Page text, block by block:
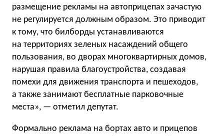
размещение рекламы на автоприцепах зачастую
не регулируется должным образом. Это приводит
к тому, что билборды устанавливаются
на территориях зеленых насаждений общего
пользования, во дворах многоквартирных домов,
нарушая правила благоустройства, создавая
помехи для движения транспорта и пешеходов,
а также занимают бесплатные парковочные
места», — отметил депутат.
Формально реклама на бортах авто и прицепов